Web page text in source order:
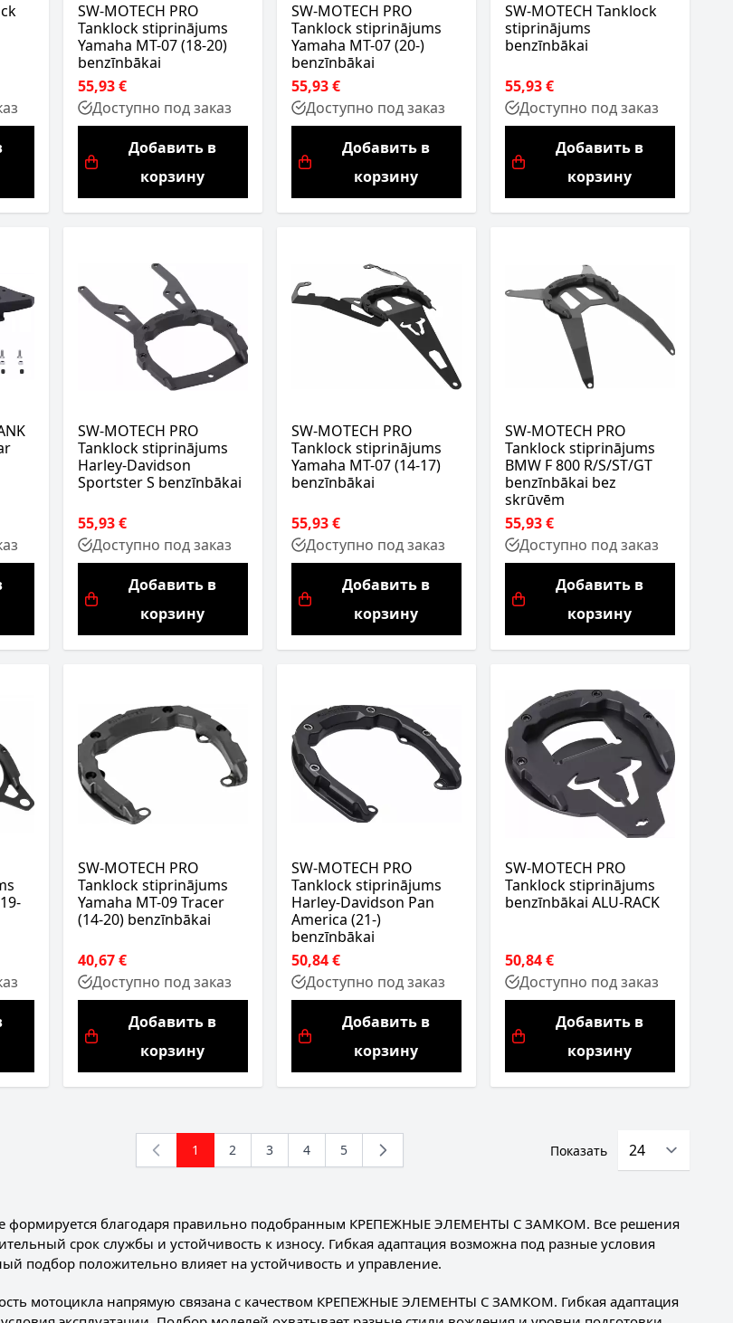
SW-MOTECH PRO
Tanklock stiprinājums
Yamaha MT-07 (18-20)
benzīnbākai
55,93 €
Доступно под заказ
Добавить в
корзину
SW-MOTECH PRO
Tanklock stiprinājums
Yamaha MT-07 (20-)
benzīnbākai
55,93 €
Доступно под заказ
Добавить в
корзину
SW-MOTECH Tanklock
stiprinājums
benzīnbākai
55,93 €
Доступно под заказ
Добавить в
корзину
SW-MOTECH PRO
Tanklock stiprinājums
Harley-Davidson
Sportster S benzīnbākai
55,93 €
Доступно под заказ
Добавить в
корзину
SW-MOTECH PRO
Tanklock stiprinājums
Yamaha MT-07 (14-17)
benzīnbākai
55,93 €
Доступно под заказ
Добавить в
корзину
SW-MOTECH PRO
Tanklock stiprinājums
BMW F 800 R/S/ST/GT
benzīnbākai bez
skrūvēm
55,93 €
Доступно под заказ
Добавить в
корзину
SW-MOTECH PRO
Tanklock stiprinājums
Yamaha MT-09 Tracer
(14-20) benzīnbākai
40,67 €
Доступно под заказ
Добавить в
корзину
SW-MOTECH PRO
Tanklock stiprinājums
Harley-Davidson Pan
America (21-)
benzīnbākai
50,84 €
Доступно под заказ
Добавить в
корзину
SW-MOTECH PRO
Tanklock stiprinājums
benzīnbākai ALU-RACK
50,84 €
Доступно под заказ
Добавить в
корзину
You're currently reading page
1 Страница
2 Страница
3 Страница
4 Страница
5 Показать
формируется благодаря правильно подобранным КРЕПЕЖНЫЕ ЭЛЕМЕНТЫ С ЗАМКОМ. Все решения
срок службы и устойчивость к износу. Гибкая адаптация возможна под разные условия
подбор положительно влияет на устойчивость и управление.
мотоцикла напрямую связана с качеством КРЕПЕЖНЫЕ ЭЛЕМЕНТЫ С ЗАМКОМ. Гибкая адаптация